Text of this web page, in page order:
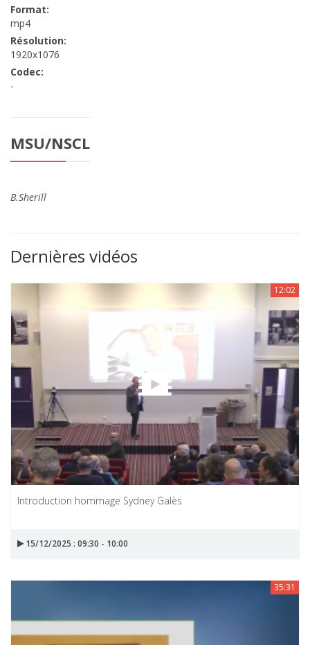
Format:
mp4
Résolution:
1920x1076
Codec:
-
MSU/NSCL
B.Sherill
Dernières vidéos
12:02
Introduction hommage Sydney Galès
15/12/2025 : 09:30 - 10:00
35:31